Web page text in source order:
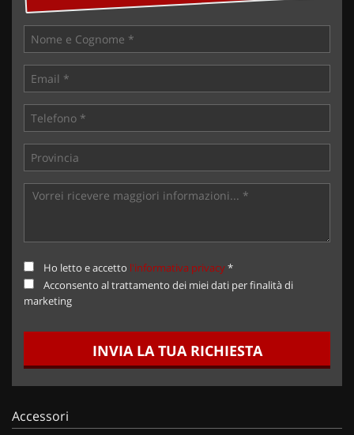
Ho letto e accetto l'informativa privacy*
Acconsento al trattamento dei miei dati per finalità di
marketing
INVIA LA TUA RICHIESTA
Accessori